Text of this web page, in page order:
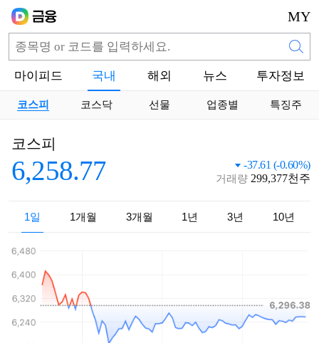
MY
마이피드 국내 해외 뉴스 투자정보
코스피 코스닥 선물 업종별 특징주
코스피
6,258.77 -37.61 (-0.60%)
거래량 299,377천주
1일 1개월 3개월 1년 3년 10년